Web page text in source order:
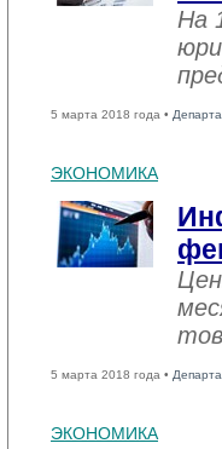
На
5 марта 2018 года •
ЭКОНОМИКА
5 марта 2018 года •
ЭКОНОМИКА